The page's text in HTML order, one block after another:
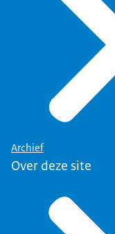
Archief
Over deze site